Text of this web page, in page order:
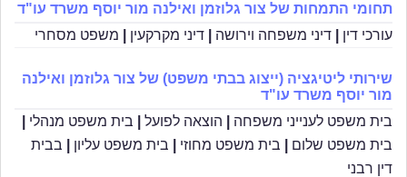
תחומי התמחות של צור גלוזמן ואילנה מור יוסף משרד עו"ד
עורכי דין
דיני משפחה וירושה דיני מקרקעין משפט מסחרי
שירותי ליטיגציה (ייצוג בבתי משפט) של צור גלוזמן ואילנה
מור יוסף משרד עו"ד
בית משפט לענייני משפחה
הוצאה לפועל בית משפט מנהלי
בית משפט שלום
בית משפט מחוזי בית משפט עליון
בבית
דין רבני